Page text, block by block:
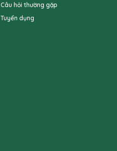
Câu hỏi thường gặp
Tuyển dụng